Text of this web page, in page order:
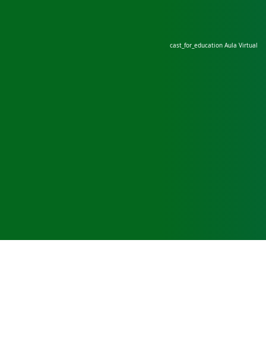
cast_for_education Aula Virtual